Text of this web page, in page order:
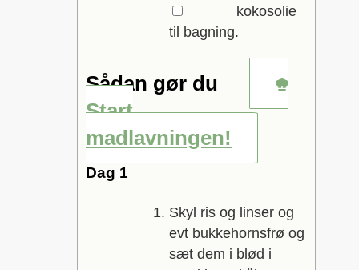
kokosolie
til bagning.
Sådan gør du
Start
madlavningen!
Dag 1
Skyl ris og linser og
evt bukkehornsfrø og
sæt dem i blød i